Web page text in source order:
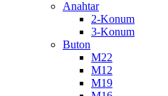
Anahtar
2-Konum
3-Konum
Buton
M22
M12
M19